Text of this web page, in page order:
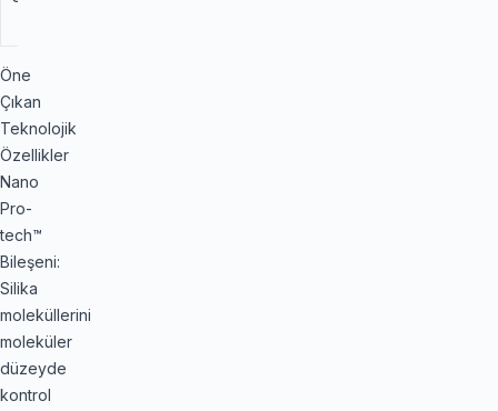
Öne
Çıkan
Teknolojik
Özellikler
Nano
Pro-
tech™
Bileşeni:
Silika
moleküllerini
moleküler
düzeyde
kontrol